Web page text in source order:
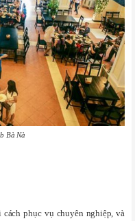
Bà Nà
phục vụ chuyên nghiệp, và